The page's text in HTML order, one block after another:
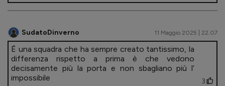
SudatoDinverno 11 Maggio 2025 | 22.07
É una squadra che ha sempre creato tantissimo, la
differenza rispetto a prima è che vedono
decisamente più la porta e non sbagliano più l’
impossibile
3